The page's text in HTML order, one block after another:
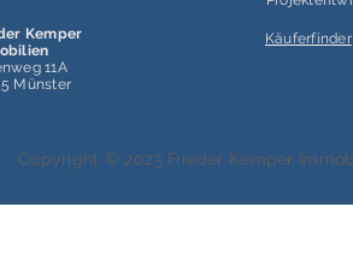
Kemper
11A
Münster
Käuferfinder
Copyright © 2023 Frieder Kemper